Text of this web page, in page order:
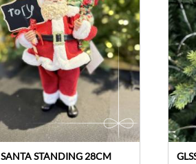
SANTA STANDING 28CM